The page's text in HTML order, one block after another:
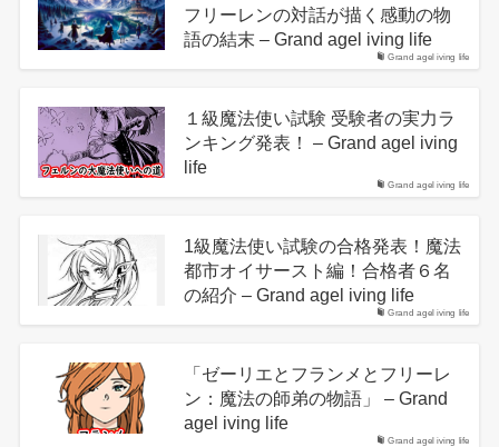
Grand agel iving life
フリーレンの対話が描く感動の物
語の結末 – Grand agel iving life
Grand agel iving life
１級魔法使い試験 受験者の実力ラ
ンキング発表！ – Grand agel iving
life
Grand agel iving life
1級魔法使い試験の合格発表！魔法
都市オイサースト編！合格者６名
の紹介 – Grand agel iving life
Grand agel iving life
「ゼーリエとフランメとフリーレ
ン：魔法の師弟の物語」 – Grand
agel iving life